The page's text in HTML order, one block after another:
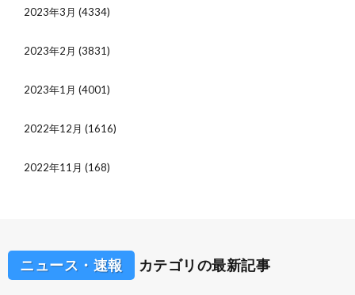
2023年3月 (4334)
2023年2月 (3831)
2023年1月 (4001)
2022年12月 (1616)
2022年11月 (168)
ニュース・速報 カテゴリの最新記事